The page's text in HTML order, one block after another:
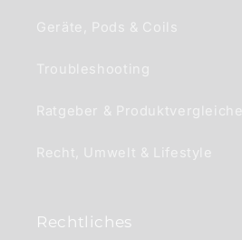
Geräte, Pods & Coils
Troubleshooting
Ratgeber & Produktvergleiche
Recht, Umwelt & Lifestyle
Rechtliches